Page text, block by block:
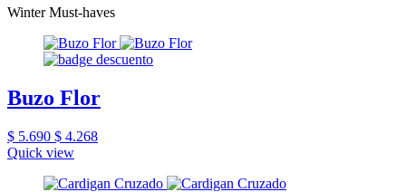
Winter Must-haves
Buzo Flor
$ 5.690 $ 4.268
Quick view